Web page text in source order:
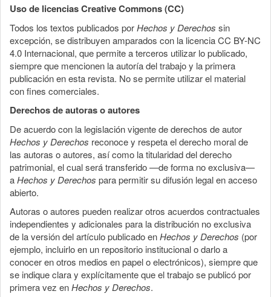
Uso de licencias Creative Commons (CC)
Todos los textos publicados porHechos y Derechos sin
excepción, se distribuyen amparados con la licencia CC BY-NC
4.0 Internacional, que permite a terceros utilizar lo publicado,
siempre que mencionen la autoría del trabajo y la primera
publicación en esta revista. No se permite utilizar el material
con fines comerciales.
Derechos de autoras o autores
De acuerdo con la legislación vigente de derechos de autor
Hechos y Derechos reconoce y respeta el derecho moral de
las autoras o autores, así como la titularidad del derecho
patrimonial, el cual será transferido —de forma no exclusiva—
aHechos y Derechos para permitir su difusión legal en acceso
abierto.
Autoras o autores pueden realizar otros acuerdos contractuales
independientes y adicionales para la distribución no exclusiva
de la versión del artículo publicado enHechos y Derechos (por
ejemplo, incluirlo en un repositorio institucional o darlo a
conocer en otros medios en papel o electrónicos), siempre que
se indique clara y explícitamente que el trabajo se publicó por
primera vez enHechos y Derechos.